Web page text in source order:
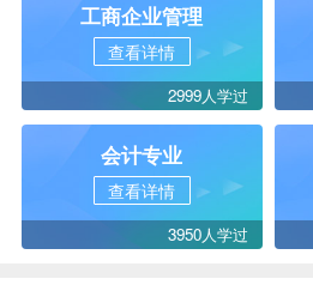
工商企业管理
查看详情
2999人学过
会计专业
查看详情
3950人学过